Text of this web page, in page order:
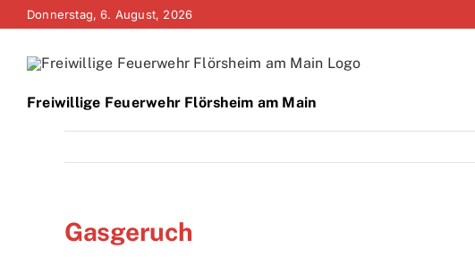
Zum
springen
Donnerstag, 6. August, 2026
Freiwillige Feuerwehr Flörsheim am Main
Gasgeruch